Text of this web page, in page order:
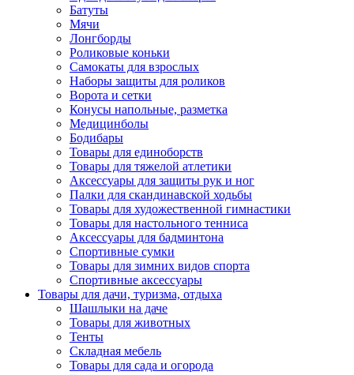
Батуты
Мячи
Лонгборды
Роликовые коньки
Самокаты для взрослых
Наборы защиты для роликов
Ворота и сетки
Конусы напольные, разметка
Медицинболы
Бодибары
Товары для единоборств
Товары для тяжелой атлетики
Аксессуары для защиты рук и ног
Палки для скандинавской ходьбы
Товары для художественной гимнастики
Товары для настольного тенниса
Аксессуары для бадминтона
Спортивные сумки
Товары для зимних видов спорта
Спортивные аксессуары
Товары для дачи, туризма, отдыха
Шашлыки на даче
Товары для животных
Тенты
Складная мебель
Товары для сада и огорода